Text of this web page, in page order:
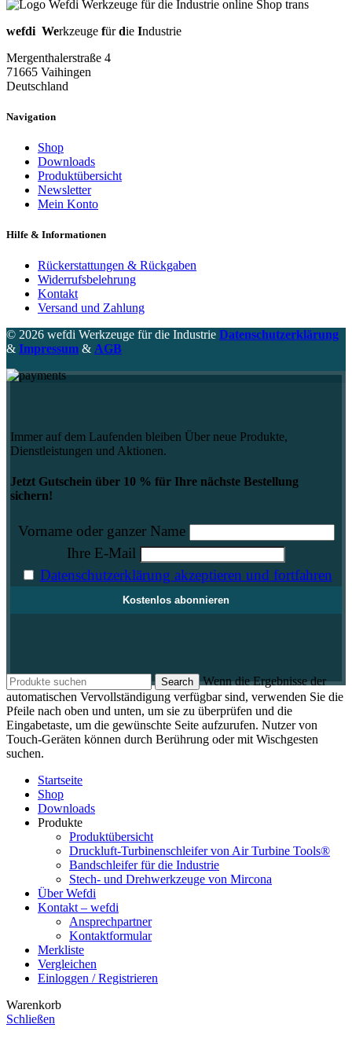
wefdi Werkzeuge fürdie Industrie
Mergenthalerstraße 4
71665 Vaihingen
Deutschland
Navigation
Shop
Downloads
Produktübersicht
Newsletter
Mein Konto
Hilfe & Informationen
Rückerstattungen & Rückgaben
Widerrufsbelehrung
Kontakt
Versand und Zahlung
© 2026 wefdi Werkzeuge für die Industrie Datenschutzerklärung
& Impressum & AGB
Immer auf dem Laufenden bleiben Über neue Produkte,
Dienstleistungen und Aktionen.
Jetzt Gutschein über 10 % für Ihre nächste Bestellung
sichern!
Vorname oder ganzer Name
Ihre E-Mail
Datenschutzerklärung akzeptieren und fortfahren
Search
Wenn die Ergebnisse der
automatischen Vervollständigung verfügbar sind, verwenden Sie die
Pfeile nach oben und unten, um sie zu überprüfen und die
Eingabetaste, um die gewünschte Seite aufzurufen. Nutzer von
Touch-Geräten können durch Berührung oder mit Wischgesten
suchen.
Startseite
Shop
Downloads
Produkte
Produktübersicht
Druckluft-Turbinenschleifer von Air Turbine Tools®
Bandschleifer für die Industrie
Stech- und Drehwerkzeuge von Mircona
Über Wefdi
Kontakt – wefdi
Ansprechpartner
Kontaktformular
Merkliste
Vergleichen
Einloggen / Registrieren
Warenkorb
Schließen